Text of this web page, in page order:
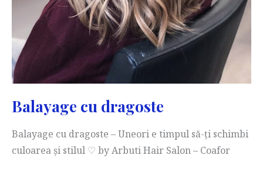
Balayage cu dragoste
Balayage cu dragoste – Uneori e timpul să-ți schimbi
culoarea și stilul ♡ by Arbuti Hair Salon – Coafor